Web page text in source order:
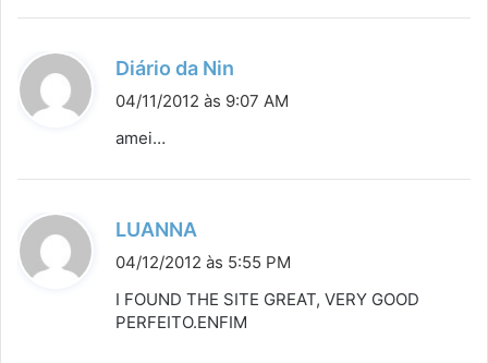
Diário da Nin
i
e
04/11/2012 às 9:07 AM
amei…
LUANNA
i
s
04/12/2012 às 5:55 PM
I FOUND THE SITE GREAT, VERY GOOD
PERFEITO.ENFIM